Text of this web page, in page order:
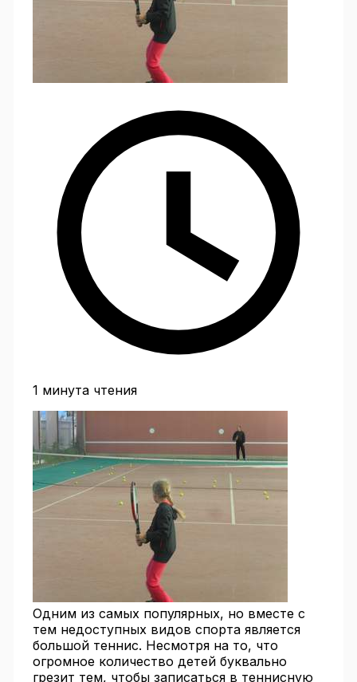
1 минута чтения
Одним из самых популярных, но вместе с
тем недоступных видов спорта является
большой теннис. Несмотря на то, что
огромное количество детей буквально
грезит тем, чтобы записаться в теннисную